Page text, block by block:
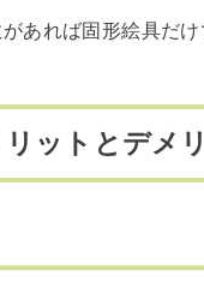
あれば固形絵具だけ
ットとデメ